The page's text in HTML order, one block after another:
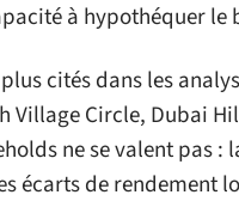
à hypothéquer le
cités dans les
Village Circle, Dubai
ne se valent pas
écarts de rendement